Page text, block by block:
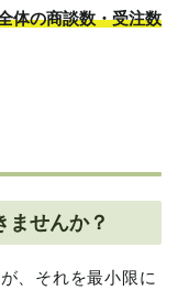
体の商談数・受注数
ませんか？
、それを最小限に